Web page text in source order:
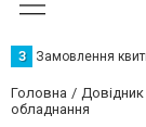
З Замовлення
Головна Довідник
обладнання